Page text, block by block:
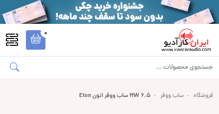
0
فروشگاه ساب ووفر MW 6.5 ساب ووفر اتون Eton